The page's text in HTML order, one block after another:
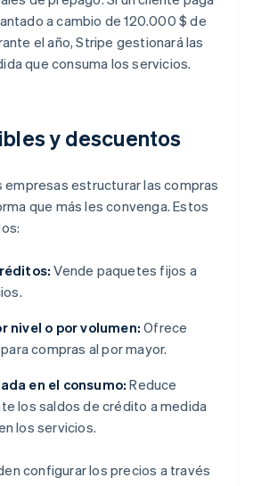
a cambio de 120.000 $ de
el año, Stripe gestionará las
que consuma los servicios.
y descuentos
empresas estructurar las compras
que más les convenga. Estos
Vende paquetes fijos a
nivel o por volumen: Ofrece
compras al por mayor.
en el consumo: Reduce
los saldos de crédito a medida
los servicios.
configurar los precios a través